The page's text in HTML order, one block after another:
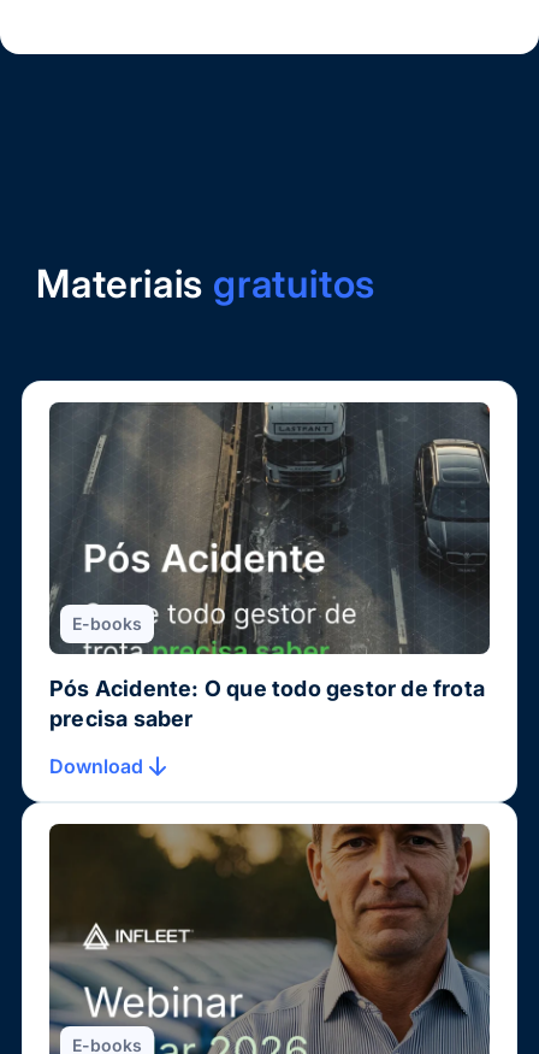
Materiais gratuitos
E-books
Pós Acidente: O que todo gestor de frota
precisa saber
Download
E-books